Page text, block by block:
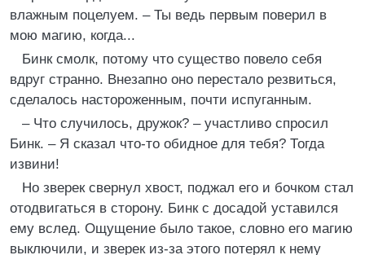
влажным поцелуем. – Ты ведь первым поверил в
мою магию, когда...
Бинк смолк, потому что существо повело себя
вдруг странно. Внезапно оно перестало резвиться,
сделалось настороженным, почти испуганным.
– Что случилось, дружок? – участливо спросил
Бинк. – Я сказал что-то обидное для тебя? Тогда
извини!
Но зверек свернул хвост, поджал его и бочком стал
отодвигаться в сторону. Бинк с досадой уставился
ему вслед. Ощущение было такое, словно его магию
выключили, и зверек из-за этого потерял к нему